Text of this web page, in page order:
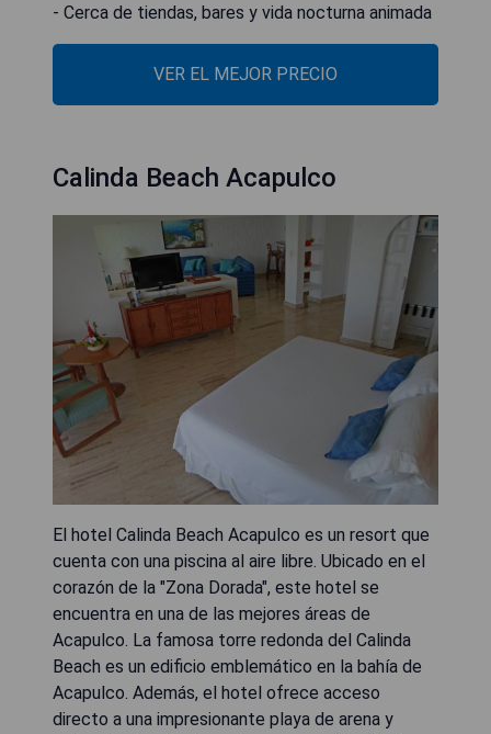
- Cerca de tiendas, bares y vida nocturna animada
VER EL MEJOR PRECIO
Calinda Beach Acapulco
El hotel Calinda Beach Acapulco es un resort que
cuenta con una piscina al aire libre. Ubicado en el
corazón de la "Zona Dorada", este hotel se
encuentra en una de las mejores áreas de
Acapulco. La famosa torre redonda del Calinda
Beach es un edificio emblemático en la bahía de
Acapulco. Además, el hotel ofrece acceso
directo a una impresionante playa de arena y